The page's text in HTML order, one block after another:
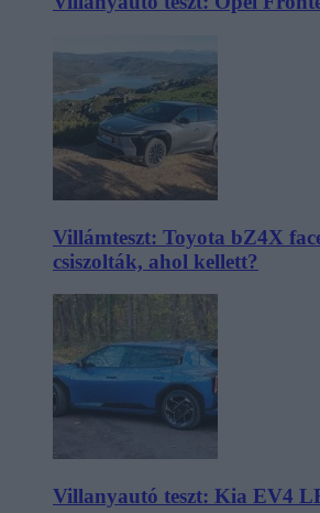
Villámteszt: Toyota bZ4X
csiszolták, ahol kellett?
Villanyautó teszt: Kia EV4